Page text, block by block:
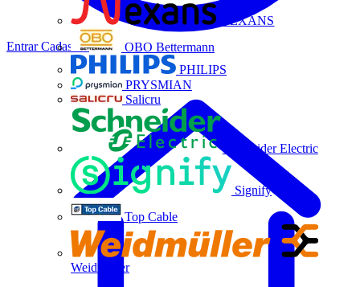
NEXANS
OBO Bettermann
PHILIPS
PRYSMIAN
Salicru
Schneider Electric
Signify
Top Cable
Weidmüller
EntrarCadastrar